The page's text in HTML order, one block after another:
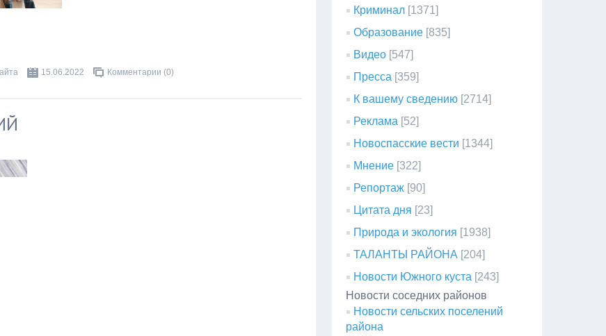
15.06.2022 Комментарии (0)
Криминал [1371]
Образование [835]
Видео [547]
Пресса [359]
К вашему сведению [2714]
Реклама [52]
Новоспасские вести [1344]
Мнение [322]
Репортаж [90]
Цитата дня [23]
Природа и экология [1938]
ТАЛАНТЫ РАЙОНА [204]
Новости Южного куста [243]
Новости соседних районов
Новости сельских поселений
района